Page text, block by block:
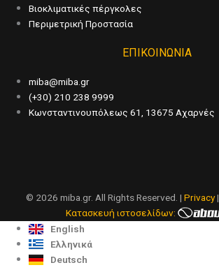
Βιοκλιματικές πέργκολες
Περιμετρική Προστασία
ΕΠΙΚΟΙΝΩΝΙΑ
miba@miba.gr
(+30) 210 238 9999
Κωνσταντινουπόλεως 61, 13675 Αχαρνές
© 2026 miba.gr. All Rights Reserved. | Privacy|
Κατασκευή ιστοσελίδων:
English
Ελληνικά
Deutsch